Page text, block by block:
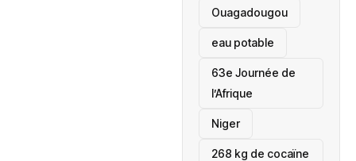
‎Ouagadougou
eau potable
63e Journée de
l’Afrique
‎Niger
268 kg de cocaïne